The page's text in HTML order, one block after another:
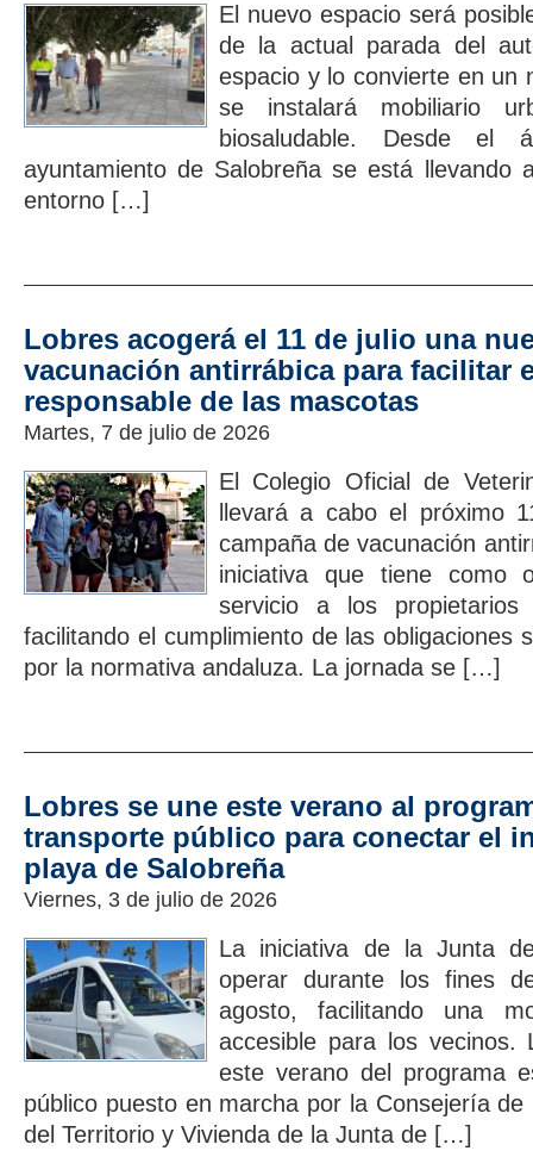
El nuevo espacio será
de la actual parada del
espacio y lo convierte en un
se instalará mobiliario
biosaludable. Desde el
ayuntamiento de Salobreña se está llevando
entorno […]
Lobres acogerá el 11 de julio una
vacunación antirrábica para facilitar
responsable de las mascotas
Martes, 7 de julio de 2026
El Colegio Oficial de
llevará a cabo el próximo
campaña de vacunación
iniciativa que tiene como
servicio a los
facilitando el cumplimiento de las obligaciones
por la normativa andaluza. La jornada se […]
Lobres se une este verano al
transporte público para conectar el
playa de Salobreña
Viernes, 3 de julio de 2026
La iniciativa de la Junta
operar durante los fines
agosto, facilitando una
accesible para los vecinos.
este verano del programa
público puesto en marcha por la Consejería de
del Territorio y Vivienda de la Junta de […]